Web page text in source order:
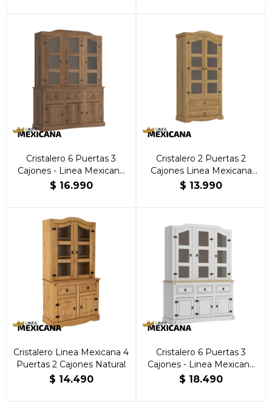
Cristalero 6 Puertas 3
Cajones - Linea Mexicana
Nogal
$ 16.990
Cristalero 2 Puertas 2
Cajones Linea Mexicana
Natural
$ 13.990
Cristalero Linea Mexicana 4
Puertas 2 Cajones Natural
$ 14.490
Cristalero 6 Puertas 3
Cajones - Linea Mexicana
Blanco
$ 18.490